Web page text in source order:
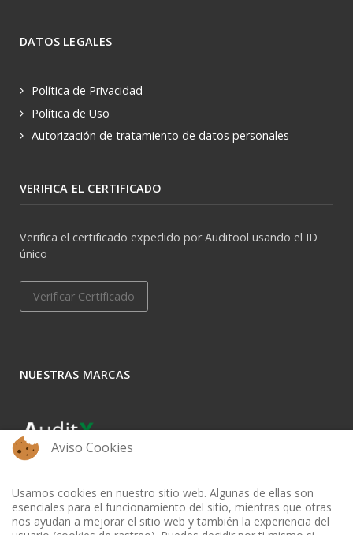
DATOS LEGALES
Política de Privacidad
Política de Uso
Autorización de tratamiento de datos personales
VERIFICA EL CERTIFICADO
Verifica el certificado expedido por Auditool usando el ID
único
Verificar Certificado
NUESTRAS MARCAS
Aviso Cookies
Usamos cookies en nuestro sitio web. Algunas de ellas son
esenciales para el funcionamiento del sitio, mientras que otras
nos ayudan a mejorar el sitio web y también la experiencia del